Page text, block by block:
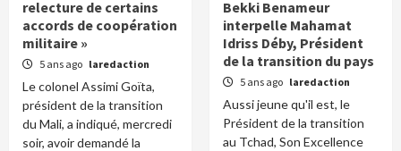
relecture de certains
accords de coopération
militaire »
5 ans ago laredaction
Le colonel Assimi Goïta,
président de la transition
du Mali, a indiqué, mercredi
soir, avoir demandé la
Bekki Benameur
interpelle Mahamat
Idriss Déby, Président
de la transition du pays
5 ans ago laredaction
Aussi jeune qu'il est, le
Président de la transition
au Tchad, Son Excellence